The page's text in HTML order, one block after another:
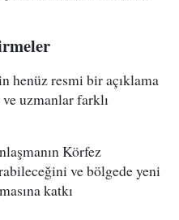
henüz resmi bir açıklama
uzmanlar farklı
Körfez
ve bölgede yeni
katkı